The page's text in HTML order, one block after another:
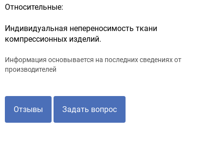
Относительные:
Индивидуальная непереносимость ткани
компрессионных изделий.
Информация основывается на последних сведениях от
производителей
Отзывы Задать вопрос